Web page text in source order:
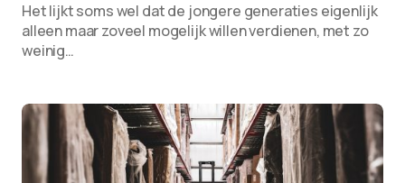
Het lijkt soms wel dat de jongere generaties eigenlijk
alleen maar zoveel mogelijk willen verdienen, met zo
weinig…